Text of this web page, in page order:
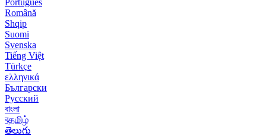
Română
Shqip
Suomi
Svenska
Tiếng Việt
Türkçe
ελληνικά
Български
Русский
বাংলা
বதமிழ்
తెలుగు